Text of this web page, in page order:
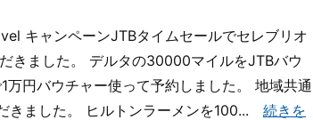
キャンペーンJTBタイムセールでセレブリオ
きました。 デルタの30000マイルをJTBバウ
円バウチャー使って予約しました。 地域共通
きました。 ヒルトンラーメンを100... 続きを